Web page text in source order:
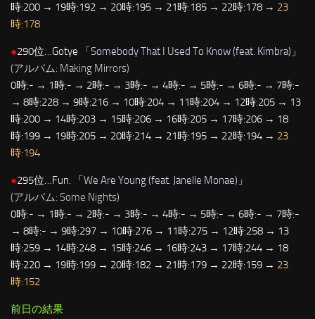
時:200 → 19時:192 → 20時:195 → 21時:185 → 22時:178 → 23
時:178
●290位…Gotye 「Somebody That I Used To Know (feat. Kimbra) 」
(アルバム: Making Mirrors)
0時:- → 1時:- → 2時:- → 3時:- → 4時:- → 5時:- → 6時:- → 7時:-
→ 8時:228 → 9時:216 → 10時:204 → 11時:204 → 12時:205 → 13
時:200 → 14時:203 → 15時:206 → 16時:205 → 17時:206 → 18
時:199 → 19時:205 → 20時:214 → 21時:195 → 22時:194 → 23
時:194
●295位…Fun. 「We Are Young (feat. Janelle Monae) 」
(アルバム: Some Nights)
0時:- → 1時:- → 2時:- → 3時:- → 4時:- → 5時:- → 6時:- → 7時:-
→ 8時:- → 9時:297 → 10時:276 → 11時:275 → 12時:258 → 13
時:259 → 14時:248 → 15時:246 → 16時:243 → 17時:244 → 18
時:220 → 19時:199 → 20時:182 → 21時:179 → 22時:159 → 23
時:152
前日の結果